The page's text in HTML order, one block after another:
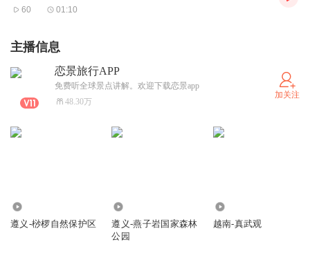
60 01:10
主播信息
恋景旅行APP
免费听全球景点讲解。欢迎下载恋景app
48.30万
加关注
遵义-桫椤自然保护区
遵义-燕子岩国家森林
公园
越南-真武观